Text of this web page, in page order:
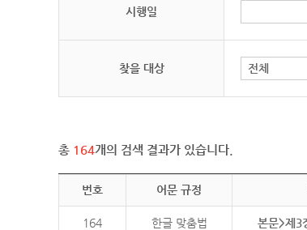
시행일
찾을 대상
총 164개의 검색 결과가 있습니다.
번호 어문 규정
164 한글 맞춤법 본문>제3